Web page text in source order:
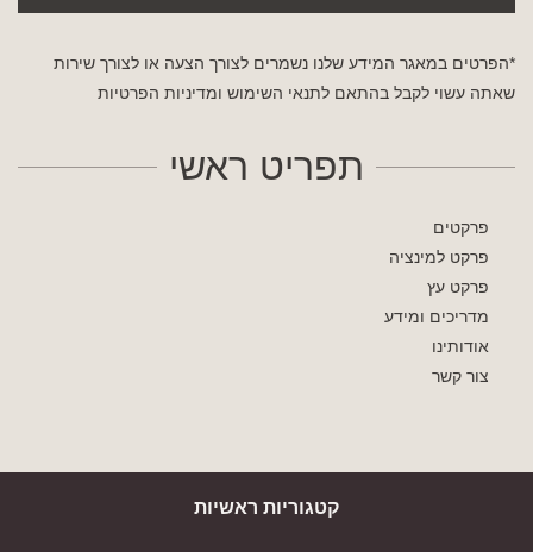
*הפרטים במאגר המידע שלנו נשמרים לצורך הצעה או לצורך שירות
שאתה עשוי לקבל בהתאם לתנאי השימוש ומדיניות הפרטיות
תפריט ראשי
פרקטים
פרקט למינציה
פרקט עץ
מדריכים ומידע
אודותינו
צור קשר
קטגוריות ראשיות